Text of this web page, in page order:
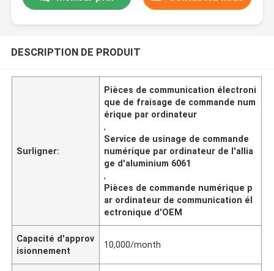
DESCRIPTION DE PRODUIT
Surligner:
Pièces de communication électroni
que de fraisage de commande num
érique par ordinateur
,
Service de usinage de commande
numérique par ordinateur de l'allia
ge d'aluminium 6061
,
Pièces de commande numérique p
ar ordinateur de communication él
ectronique d'OEM
Capacité d'approv
isionnement
10,000/month